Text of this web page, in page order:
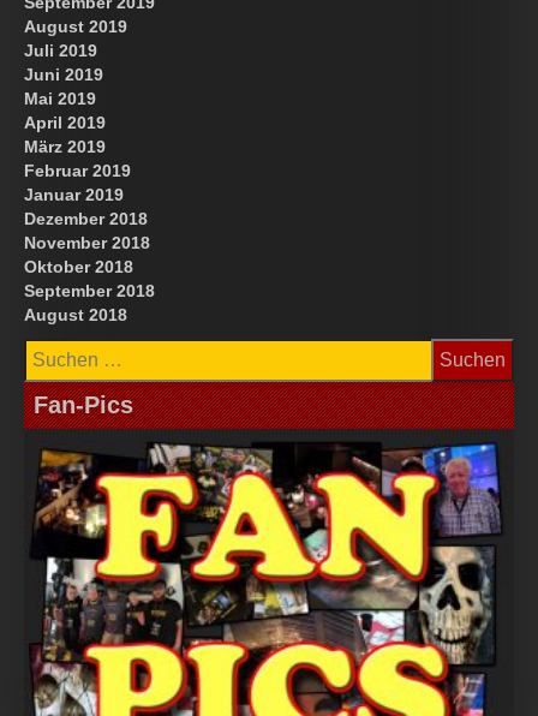
August 2019
Juli 2019
Juni 2019
Mai 2019
April 2019
März 2019
Februar 2019
Januar 2019
Dezember 2018
November 2018
Oktober 2018
September 2018
August 2018
Suchen
nach:
Fan-Pics